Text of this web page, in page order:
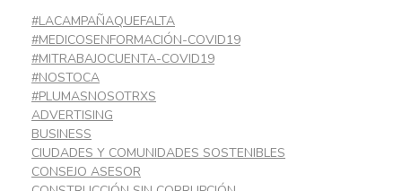
#LACAMPAÑAQUEFALTA
#MEDICOSENFORMACIÓN-COVID19
#MITRABAJOCUENTA-COVID19
#NOSTOCA
#PLUMASNOSOTRXS
ADVERTISING
BUSINESS
CIUDADES Y COMUNIDADES SOSTENIBLES
CONSEJO ASESOR